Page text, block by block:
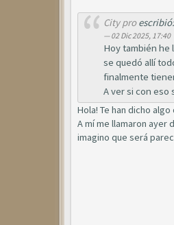
City pro
02 Dic 2025, 17:40
Hoy también he
se quedó allí
finalmente
A ver si con
Hola! Te han dicho
A mí me llamaron ayer
imagino que será